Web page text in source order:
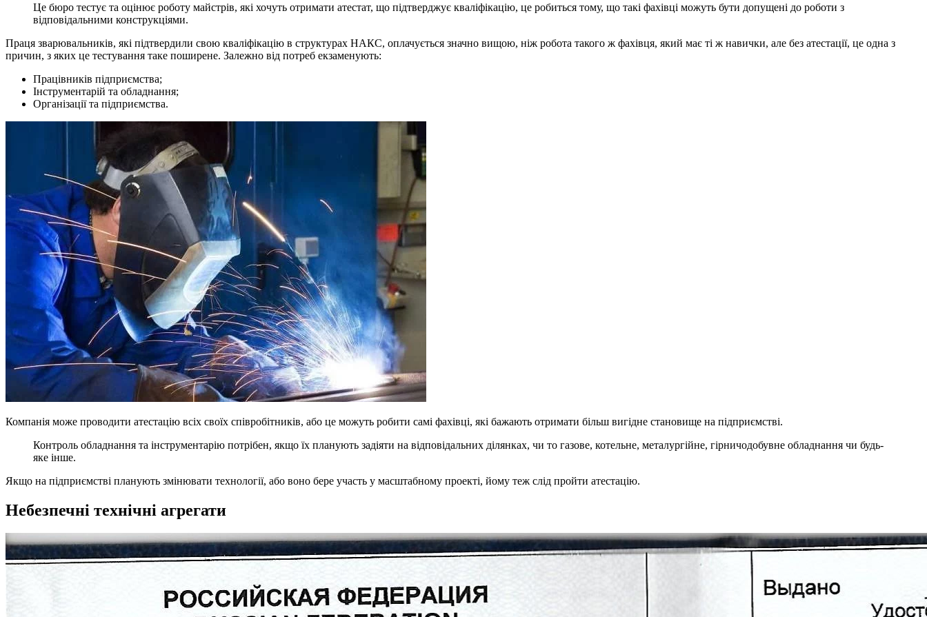
Це бюро тестує та оцінює роботу майстрів, які хочуть отримати атестат, що підтверджує кваліфікацію, це робиться тому, що такі фахівці можуть бути допущені до роботи з
відповідальними конструкціями.
Праця зварювальників, які підтвердили свою кваліфікацію в структурах НАКС, оплачується значно вищою, ніж робота такого ж фахівця, який має ті ж навички, але без атестації, це одна з
причин, з яких це тестування таке поширене. Залежно від потреб екзаменують:
Працівників підприємства;
Інструментарій та обладнання;
Організації та підприємства.
Компанія може проводити атестацію всіх своїх співробітників, або це можуть робити самі фахівці, які бажають отримати більш вигідне становище на підприємстві.
Контроль обладнання та інструментарію потрібен, якщо їх планують задіяти на відповідальних ділянках, чи то газове, котельне, металургійне, гірничодобувне обладнання чи будь-
яке інше.
Якщо на підприємстві планують змінювати технології, або воно бере участь у масштабному проекті, йому теж слід пройти атестацію.
Небезпечні технічні агрегати